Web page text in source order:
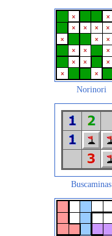
Norinori
Buscaminas